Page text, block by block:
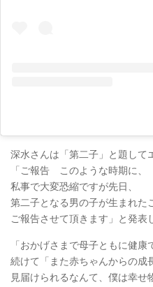
深水さんは「第二子」と題して
「ご報告 このような時期に、
私事で大変恐縮ですが先日、
第二子となる男の子が生まれた
ご報告させて頂きます」と発表
「おかげさまで母子ともに健康
続けて「また赤ちゃんからの成
見届けられるなんて、僕は幸せ